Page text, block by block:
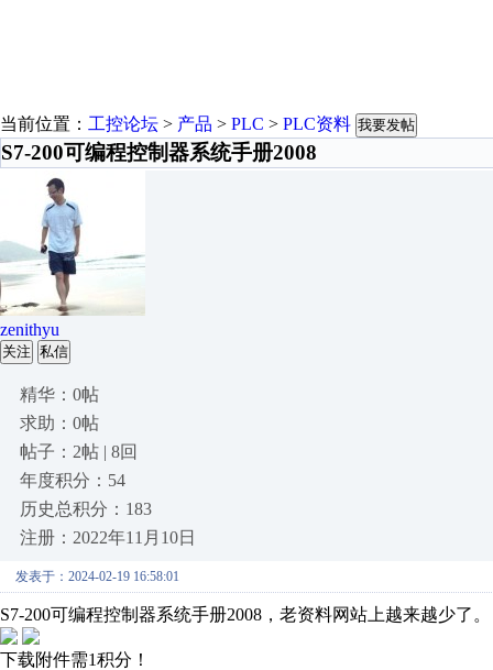
当前位置： 工控论坛 > 产品 > PLC > PLC资料 我要发帖
S7-200可编程控制器系统手册2008
zenithyu
关注 私信
精华：0帖
求助：0帖
帖子：2帖 | 8回
年度积分：54
历史总积分：183
注册：2022年11月10日
发表于：2024-02-19 16:58:01
S7-200可编程控制器系统手册2008，老资料网站上越来越少了。
下载附件需1积分！